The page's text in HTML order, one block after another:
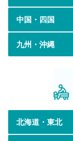
中国・四国
九州・沖縄
北海道・東北